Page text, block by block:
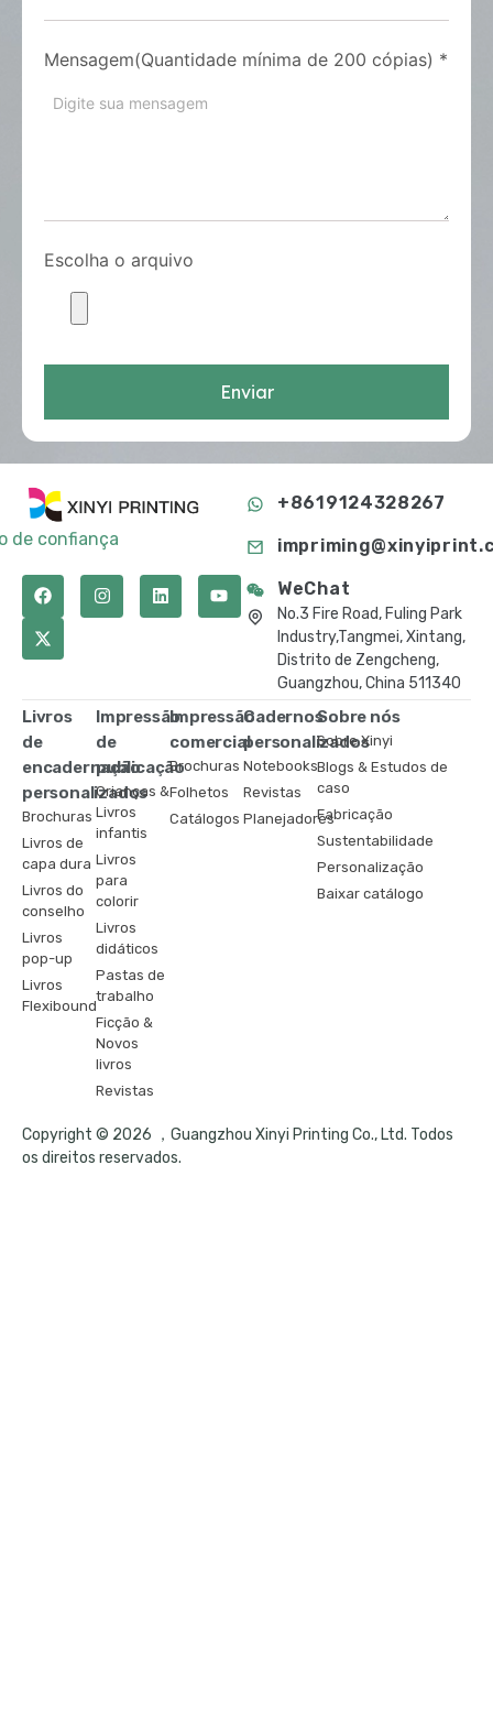
Mensagem(Quantidade mínima de 200 cópias) *
Escolha o arquivo
Enviar
de confiança
+8619124328267
WeChat
No.3 Fire Road, Fuling Park
Industry,Tangmei, Xintang,
Distrito de Zengcheng,
Guangzhou, China 511340
Livros
de
encadernação
personalizados
Brochuras
Livros de
capa dura
Livros do
conselho
Livros
pop-up
Livros
Flexibound
Impressão
de
publicação
Crianças &
Livros
infantis
Livros
para
colorir
Livros
didáticos
Pastas de
trabalho
Ficção &
Novos
livros
Revistas
Impressão
comercial
Brochuras
Folhetos
Catálogos
Cadernos
personalizados
Notebooks
Revistas
Planejadores
Sobre nós
Sobre Xinyi
Blogs & Estudos de
caso
Fabricação
Sustentabilidade
Personalização
Baixar catálogo
Copyright © 2026 ，Guangzhou Xinyi Printing Co., Ltd. Todos
os direitos reservados.